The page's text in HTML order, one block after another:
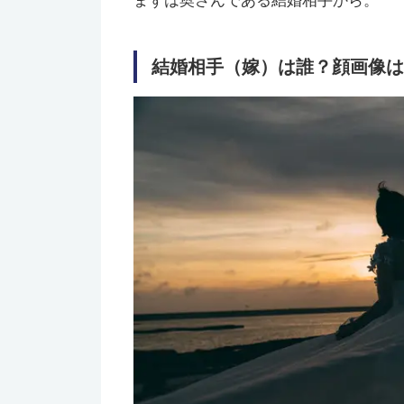
結婚相手（嫁）は誰？顔画像